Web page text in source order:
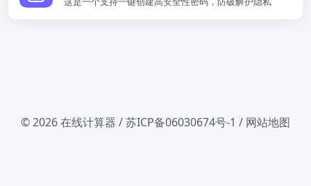
© 2026在线计算器 /苏ICP备06030674号-1 / 网站地图